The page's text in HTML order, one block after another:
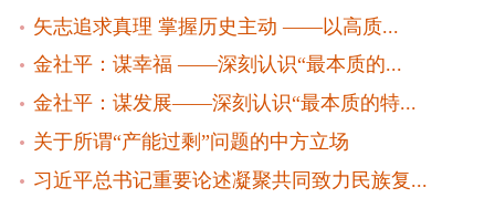
矢志追求真理 掌握历史主动 ——以高质...
金社平：谋幸福 ——深刻认识“最本质的...
金社平：谋发展——深刻认识“最本质的特...
关于所谓“产能过剩”问题的中方立场
习近平总书记重要论述凝聚共同致力民族复...